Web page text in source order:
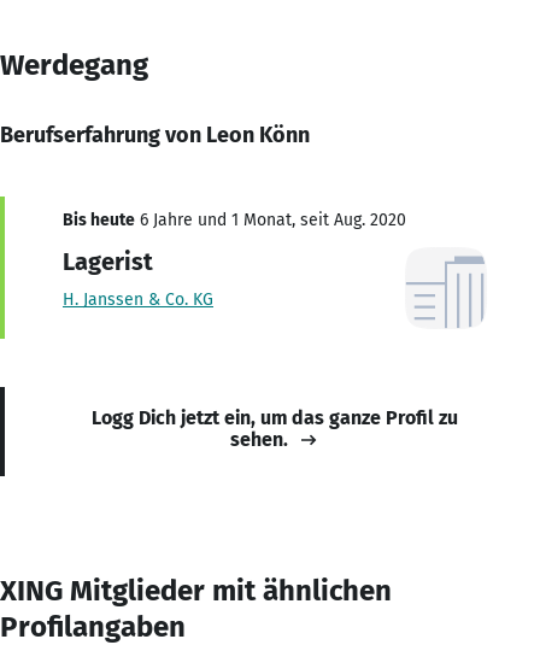
Werdegang
Berufserfahrung von Leon Könn
Bis heute 6 Jahre und 1 Monat, seit Aug. 2020
Lagerist
H. Janssen & Co. KG
Logg Dich jetzt ein, um das ganze Profil zu
sehen.
XING Mitglieder mit ähnlichen
Profilangaben